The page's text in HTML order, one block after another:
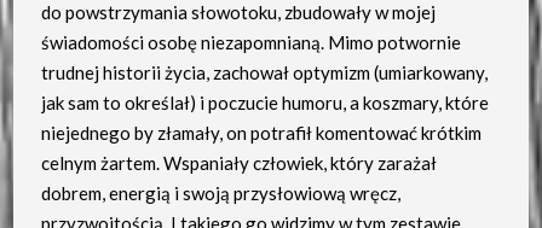
do powstrzymania słowotoku, zbudowały w mojej
świadomości osobę niezapomnianą. Mimo potwornie
trudnej historii życia, zachował optymizm (umiarkowany,
jak sam to określał) i poczucie humoru, a koszmary, które
niejednego by złamały, on potrafił komentować krótkim
celnym żartem. Wspaniały człowiek, który zarażał
dobrem, energią i swoją przysłowiową wręcz,
przyzwoitością. I takiego go widzimy w tym zestawie